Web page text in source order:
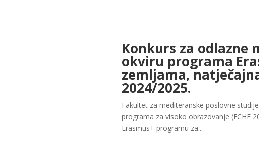
Konkurs za odlazne
okviru programa
zemljama,
2024/2025.
Fakultet za mediteranske poslovne
programa za visoko obrazovanje (ECHE
Erasmus+ programu za...